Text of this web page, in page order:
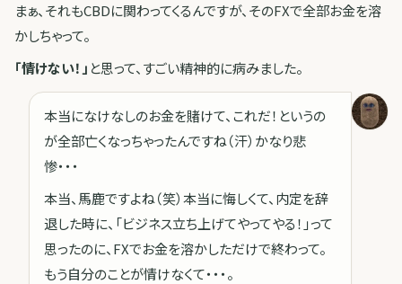
まぁ、それもCBDに関わってくるんですが、そのFXで全部お金を溶
かしちゃって。
「情けない！」 と思って、すごい精神的に病みました。
本当になけなしのお金を賭けて、これだ！というの
が全部亡くなっちゃったんですね（汗）かなり悲
惨・・・
本当、馬鹿ですよね（笑）本当に悔しくて、内定を辞
退した時に、「ビジネス立ち上げてやってやる！」って
思ったのに、FXでお金を溶かしただけで終わって。
もう自分のことが情けなくて・・・。